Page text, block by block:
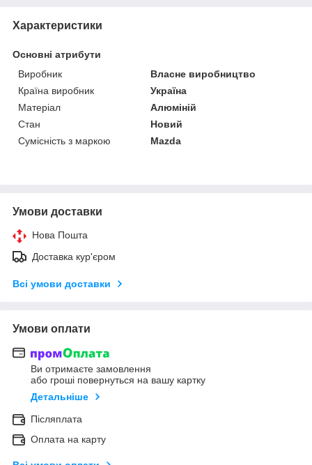
Характеристики
Основні атрибути
Виробник
Власне виробництво
Країна виробник
Україна
Матеріал
Алюміній
Стан
Новий
Сумісність з маркою
Mazda
Умови доставки
Нова Пошта
Доставка кур'єром
Всі умови доставки
Умови оплати
Ви отримаєте замовлення
або гроші повернуться на вашу картку
Детальніше
Післяплата
Оплата на карту